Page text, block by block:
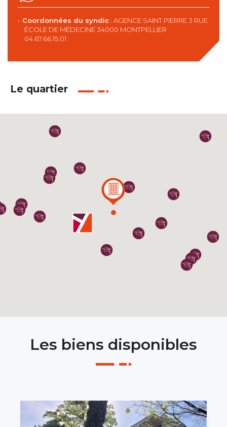
Coordonnées du syndic: AGENCE SAINT PIERRE 3 RUE
ÉCOLE DE MÉDECINE 34000 MONTPELLIER
04.67.66.15.01
Le quartier
Les biens disponibles